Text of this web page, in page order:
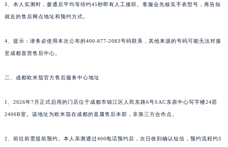
3、本人实测时，拨通后平均等待约45秒即有人工接听。客服会先核实手表型号，再告知
就近的售后网点地址和预约方式。
4、提示：请务必使用本次公布的400-877-2083号码联系，其他来源的号码可能无法对接
至成都直营售后中心。
二、成都欧米茄官方售后服务中心地址
1、2026年7月正式启用的门店位于成都市锦江区人民东路6号SAC东原中心写字楼24层
2406B室。该地址为欧米茄在成都的直属售后本部，非第三方合作点。
2、前往前需提前预约。本人亲测通过400电话预约后，次日收到确认短信，预约流程约3